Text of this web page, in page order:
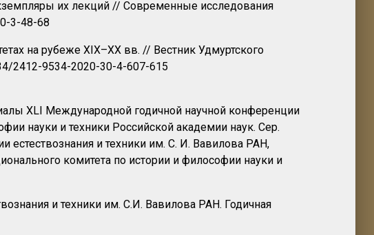
их лекций // Современные исследования
3-48-68
на рубеже XIX–XX вв. // Вестник Удмуртского
2412-9534-2020-30-4-607-615
XLI Международной годичной научной конференции
науки и техники Российской академии наук. Сер.
естествознания и техники им. С. И. Вавилова РАН,
комитета по истории и философии науки и
и техники им. С.И. Вавилова РАН. Годичная